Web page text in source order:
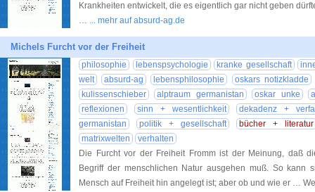
Krankheiten entwickelt, die es eigentlich gar nicht geben
… ... mehr auf absurd-ag.de
Michels Furcht vor der Freiheit
philosophie lebenspsychologie kranke gesellschaft
welt
absurd-ag lebensphilosophie
oskars notizkladde
kulissenschieber
alptraum germanistan oskar unke
reflexionen
sinn + wesentlichkeit
dekadenz +
germanistan
politik + gesellschaft
bücher + literatur
matrixwelten
verhalten
Die Furcht vor der Freiheit Fromm ist der Meinung, daß
Begriff der menschlichen Natur ausgehen muß. So kann
Mensch auf Freiheit hin angelegt ist; aber ob und wie er …